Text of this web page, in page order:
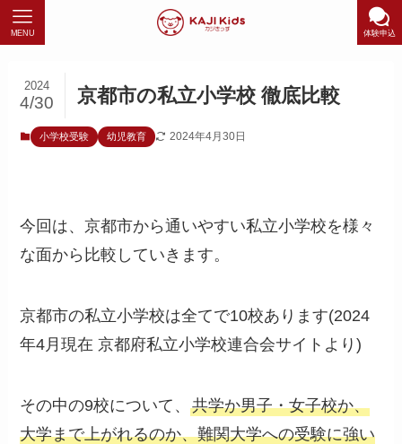
体験申込
MENU
京都市の私立小学校 徹底比較
2024
4/30
小学校受験 幼児教育 2024年4月30日
今回は、京都市から通いやすい私立小学校を様々
な面から比較していきます。
京都市の私立小学校は全てで10校あります(2024
年4月現在 京都府私立小学校連合会サイトより)
その中の9校について、共学か男子・女子校か、
大学まで上がれるのか、難関大学への受験に強い